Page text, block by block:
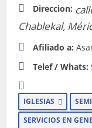
Direccion:
Chablekal,
Afiliado a:
Telef / Whats:
IGLESIAS
SERVICIOS EN